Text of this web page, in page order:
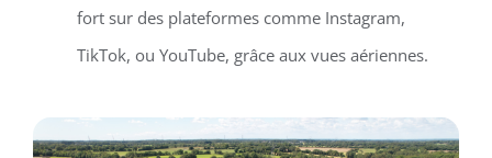
fort sur des plateformes comme Instagram,
TikTok, ou YouTube, grâce aux vues aériennes.